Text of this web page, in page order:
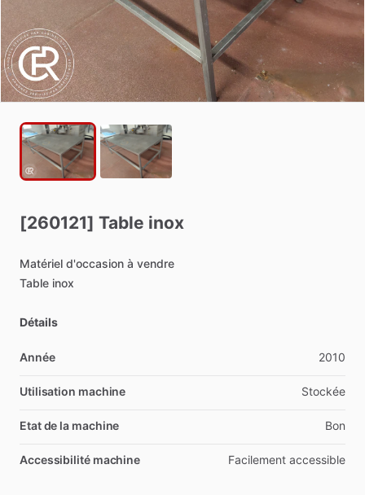
[260121] Table inox
Matériel d'occasion à vendre
Table inox
Détails
Année 2010
Utilisation machine Stockée
Etat de la machine Bon
Accessibilité machine Facilement accessible